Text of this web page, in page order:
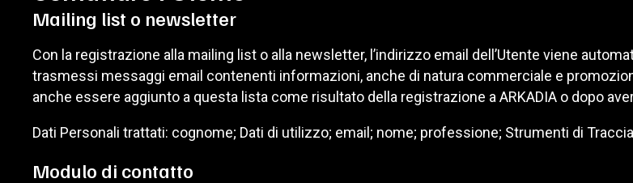
Mailing list o newsletter
Con la registrazione alla mailing list o alla newsletter, l’indirizzo email dell’Utente viene
trasmessi messaggi email contenenti informazioni, anche di natura commerciale e
anche essere aggiunto a questa lista come risultato della registrazione a ARKADIA o dopo
Dati Personali trattati: cognome; Dati di utilizzo; email; nome; professione; Strumenti di
Modulo di contatto